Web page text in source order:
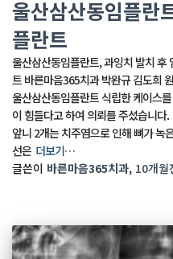
울산삼산동임플란
플란트
울산삼산동임플란트, 과잉치 발치
트 바른마음365치과 박완규 김도희
울산삼산동임플란트 식립한 케이스
이 힘들다고 하여 의뢰를 주셨습니
앞니 2개는 치주염으로 인해 뼈가
선은 더보기…
글쓴이 바른마음365치과, 10개월